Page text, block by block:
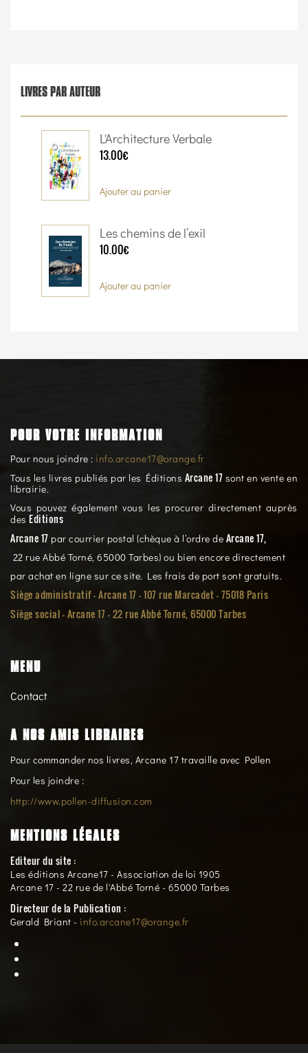
LIVRES PAR AUTEUR
L'Architecture Verbale
13.00€
Ajouter au panier
Les chemins de l’exil
10.00€
Ajouter au panier
POUR VOTRE INFORMATION
Pour nous joindre : info.arcane17@orange.fr
Tous les livres publiés par les Éditions Arcane 17 sont en vente en
librairie.
Vous pouvez également vous les procurer directement auprès
des Editions
Arcane 17 par courrier postal (chèque à l’ordre de Arcane 17,
22 rue Abbé Torné, 65000 Tarbes) ou bien encore directement
par achat en ligne sur ce site. Les frais de port sont gratuits.
Siège administratif - Arcane 17 - 107 rue Marcadet - 75018 Paris
Siège social -Arcane 17 - 22 rue Abbé Torné, 65000 Tarbes
MENU
Contact
A NOS AMIS LIBRAIRES
Pour commander nos livres, Arcane 17 travaille avec Pollen
Pour les joindre :
http://www.pollen-diffusion.com
MENTIONS LÉGALES
Editeur du site :
Les éditions Arcane17 - Association de loi 1905
Arcane 17 - 22 rue de l'Abbé Torné - 65000 Tarbes
Directeur de la Publication :
Gerald Briant - info.arcane17@orange.fr